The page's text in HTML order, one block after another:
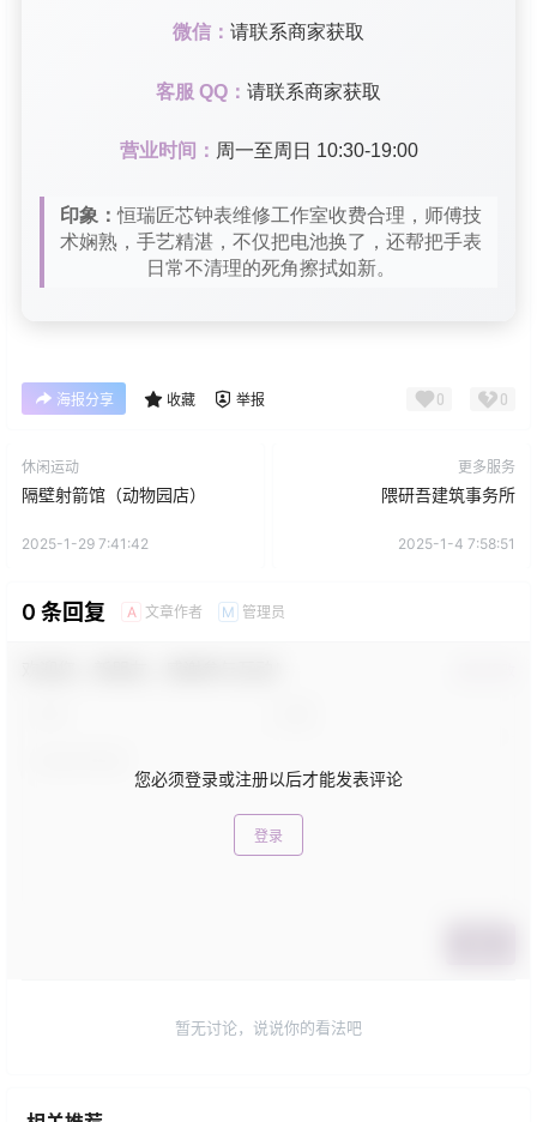
微信： 请联系商家获取
客服 QQ： 请联系商家获取
营业时间： 周一至周日 10:30-19:00
印象：恒瑞匠芯钟表维修工作室收费合理，师傅技
术娴熟，手艺精湛，不仅把电池换了，还帮把手表
日常不清理的死角擦拭如新。
海报分享 收藏 举报 0 0
休闲运动
隔壁射箭馆（动物园店）
2025-1-29 7:41:42
更多服务
隈研吾建筑事务所
2025-1-4 7:58:51
0 条回复 A 文章作者 M 管理员
您必须登录或注册以后才能发表评论
登录
暂无讨论，说说你的看法吧